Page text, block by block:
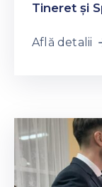
Tineret și
Află detalii